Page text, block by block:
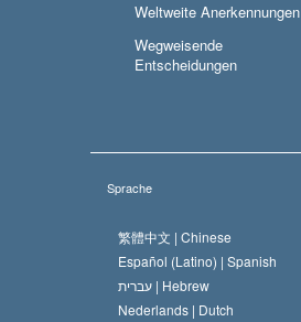
Weltweite Anerkennungen
Wegweisende
Entscheidungen
Sprache
繁體中文 | Chinese
Español (Latino) | Spanish
עברית | Hebrew
Nederlands | Dutch